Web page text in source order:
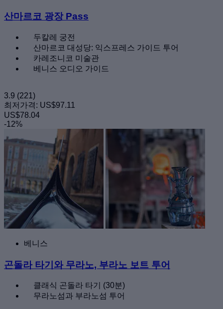
산마르코 광장 Pass
두칼레 궁전
산마르코 대성당: 익스프레스 가이드 투어
카레조니코 미술관
베니스 오디오 가이드
3.9 (221)
최저가격: US$97.11
US$78.04
-12%
베니스
곤돌라 타기와 무라노, 부라노 보트 투어
클래식 곤돌라 타기 (30분)
무라노섬과 부라노섬 투어